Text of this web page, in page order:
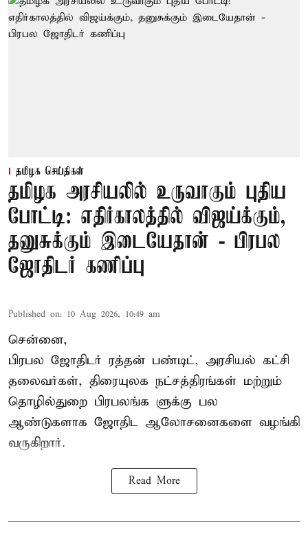
தமிழக செய்திகள்
தமிழக அரசியலில் உருவாகும் புதிய
போட்டி: எதிர்காலத்தில் விஜய்க்கும்,
தனுசுக்கும் இடையேதான் - பிரபல
ஜோதிடர் கணிப்பு
Published on: 10 Aug 2026, 10:49 am
சென்னை,
பிரபல ஜோதிடர் ரத்தன் பண்டிட், அரசியல் கட்சி
தலைவர்கள், திரையுலக நட்சத்திரங்கள் மற்றும்
தொழில்துறை பிரபலங்க ளுக்கு பல
ஆண்டுகளாக ஜோதிட ஆலோசனைகளை வழங்கி
வருகிறார்.
Read More